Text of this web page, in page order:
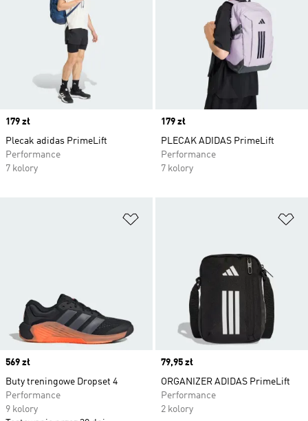
Price
179 zł
Plecak adidas PrimeLift
Performance
7 kolory
Price
179 zł
PLECAK ADIDAS PrimeLift
Performance
7 kolory
Price
569 zł
Buty treningowe Dropset 4
Performance
9 kolory
Price
79,95 zł
ORGANIZER ADIDAS PrimeLift
Performance
2 kolory